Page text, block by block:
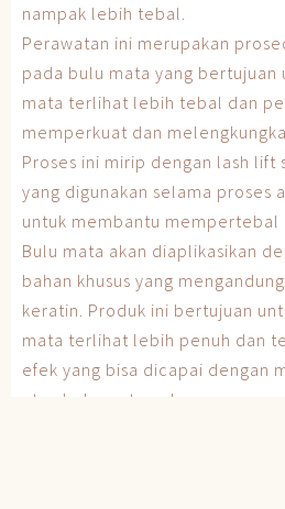
nampak lebih tebal.
Perawatan ini merupakan
pada bulu mata yang bertujuan
mata terlihat lebih tebal dan
memperkuat dan
Proses ini mirip dengan lash
yang digunakan selama proses
untuk membantu mempertebal
Bulu mata akan diaplikasikan
bahan khusus yang
keratin. Produk ini bertujuan
mata terlihat lebih penuh dan
efek yang bisa dicapai dengan
atau bulu mata palsu.